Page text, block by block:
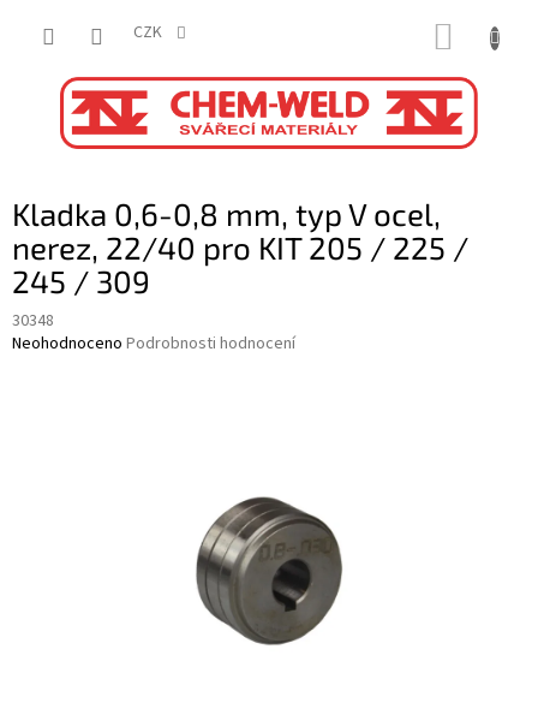
CZK
Kladka 0,6-0,8 mm, typ V ocel,
nerez, 22/40 pro KIT 205 / 225 /
245 / 309
30348
Průměrné
Neohodnoceno Podrobnosti hodnocení